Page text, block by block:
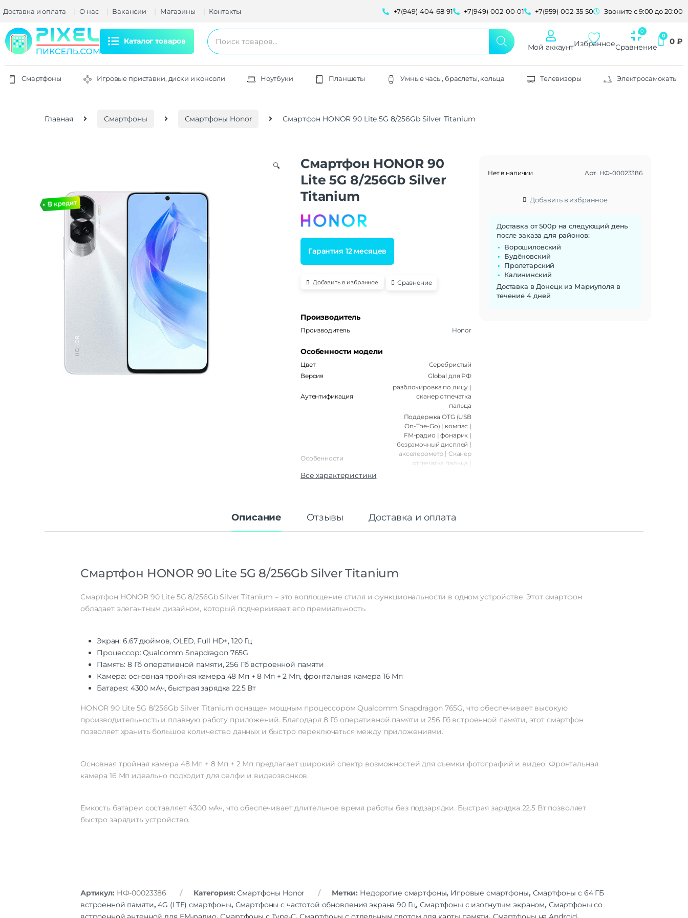
Доставка и оплата О нас Вакансии Магазины Контакты +7(949)-404-68-91 +7(949)-002-00-01 +7(959)-002-35-50 Звоните с 9:00 до 20:00
Каталог товаров
Мой аккаунтИзбранноеСравнение
0 ₽
Смартфоны Игровые приставки, диски и консоли Ноутбуки Планшеты Умные часы, браслеты, кольца Телевизоры Электросамокаты
Главная Смартфоны Смартфоны Honor Смартфон HONOR 90 Lite 5G 8/256Gb Silver Titanium
🔍
Смартфон HONOR 90
Lite 5G 8/256Gb Silver
Titanium
Гарантия 12 месяцев
Добавить в избранное Сравнение
Производитель
Производитель Honor
Особенности модели
Цвет
Серебристый
Версия
Global для РФ
Аутентификация
разблокировка по лицу |
сканер отпечатка
пальца
Особенности
Поддержка OTG (USB
On-The-Go) | компас |
FM-радио | фонарик |
безрамочный дисплей |
акселерометр | Сканер
отпечатка пальца |
Корпус
Материал корпуса
Пластик
Габариты
Размеры (ШxВxТ)
74.5×162.9×7.48 мм
Слот для карты памяти
Дисплей
LTPS
Число пикселей на дюйм
391
Особенности экрана
сенсорный экран |
Интернет
5G
Все характеристики
Нет в наличии Арт. НФ-00023386
Добавить в избранное
Доставка от 500р на следующий день
после заказа для районов:
Ворошиловский
Будёновский
Пролетарский
Калининский
Доставка в Донецк из Мариуполя в
течение 4 дней
Описание Отзывы Доставка и оплата
Смартфон HONOR 90 Lite 5G 8/256Gb Silver Titanium
Смартфон HONOR 90 Lite 5G 8/256Gb Silver Titanium – это воплощение стиля и функциональности в одном устройстве. Этот смартфон
обладает элегантным дизайном, который подчеркивает его премиальность.
Экран: 6.67 дюймов, OLED, Full HD+, 120 Гц
Процессор: Qualcomm Snapdragon 765G
Память: 8 Гб оперативной памяти, 256 Гб встроенной памяти
Камера: основная тройная камера 48 Мп + 8 Мп + 2 Мп, фронтальная камера 16 Мп
Батарея: 4300 мАч, быстрая зарядка 22.5 Вт
HONOR 90 Lite 5G 8/256Gb Silver Titanium оснащен мощным процессором Qualcomm Snapdragon 765G, что обеспечивает высокую
производительность и плавную работу приложений. Благодаря 8 Гб оперативной памяти и 256 Гб встроенной памяти, этот смартфон
позволяет хранить большое количество данных и быстро переключаться между приложениями.
Основная тройная камера 48 Мп + 8 Мп + 2 Мп предлагает широкий спектр возможностей для съемки фотографий и видео. Фронтальная
камера 16 Мп идеально подходит для селфи и видеозвонков.
Емкость батареи составляет 4300 мАч, что обеспечивает длительное время работы без подзарядки. Быстрая зарядка 22.5 Вт позволяет
быстро зарядить устройство.
Артикул: НФ-00023386 Категория:Смартфоны Honor Метки: Недорогие смартфоны, Игровые смартфоны, Смартфоны с 64 ГБ
встроенной памяти,4G (LTE) смартфоны, Смартфоны с частотой обновления экрана 90 Гц,Смартфоны с изогнутым экраном, Смартфоны со